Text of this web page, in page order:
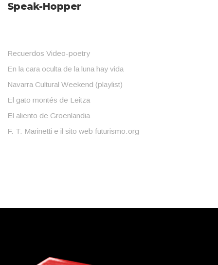
Speak-Hopper
Recuerdos Video-poetry
En la cara oculta de la luna hay vida
Navarra Cultural Weekend (playlist)
El gato montés de Leitza
El aliento de Groenlandia
F. T. Marinetti e il sito web futurismo.org